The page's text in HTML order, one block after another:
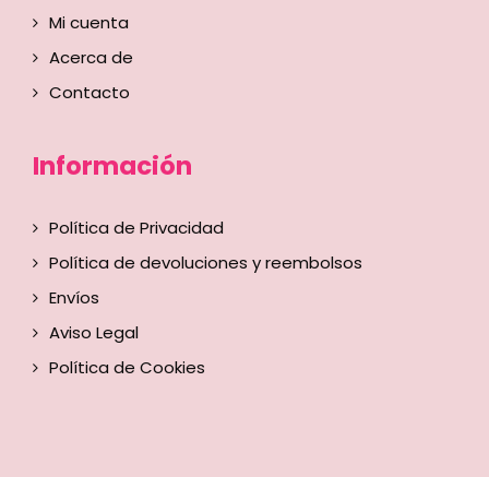
Mi cuenta
Acerca de
Contacto
Información
Política de Privacidad
Política de devoluciones y reembolsos
Envíos
Aviso Legal
Política de Cookies